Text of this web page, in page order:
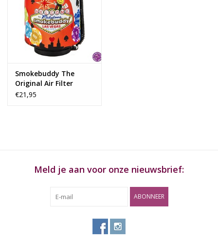
Psychedelic
Rituals & Wierook
SaleSmokebuddy The
Original Air Filter
€21,95
Meld je aan voor onze nieuwsbrief:
ABONNEER